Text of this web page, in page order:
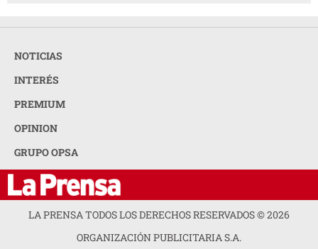
NOTICIAS
INTERÉS
PREMIUM
OPINION
GRUPO OPSA
LA PRENSA TODOS LOS DERECHOS RESERVADOS ©2026
ORGANIZACIÓN PUBLICITARIA S.A.